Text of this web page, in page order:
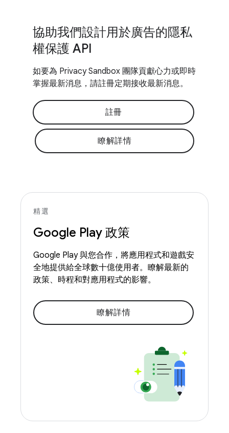
協助我們設計用於廣告的隱私
權保護 API
如要為 Privacy Sandbox 團隊貢獻心力或即時
掌握最新消息，請註冊定期接收最新消息。
註冊
瞭解詳情
精選
Google Play 政策
Google Play 與您合作，將應用程式和遊戲安
全地提供給全球數十億使用者。瞭解最新的
政策、時程和對應用程式的影響。
瞭解詳情